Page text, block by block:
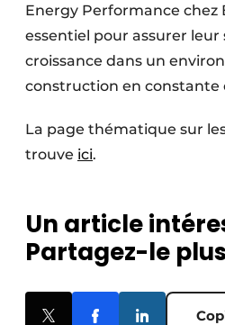
Energy Performance chez
essentiel pour assurer leur
croissance dans un
construction en constante
La page thématique sur
trouve ici.
Un article
Partagez-le